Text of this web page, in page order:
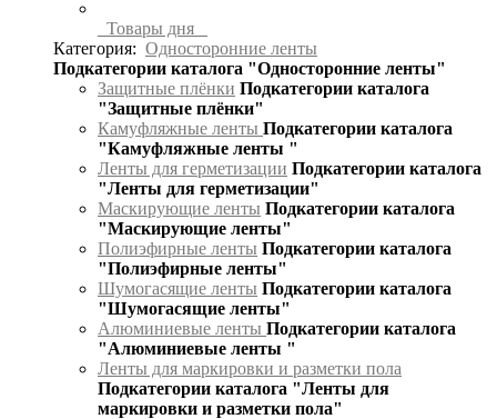
Товары дня
Категория: Односторонние ленты
Подкатегории каталога "Односторонние ленты"
Защитные плёнки Подкатегории каталога
"Защитные плёнки"
Камуфляжные ленты Подкатегории каталога
"Камуфляжные ленты "
Ленты для герметизации Подкатегории каталога
"Ленты для герметизации"
Маскирующие ленты Подкатегории каталога
"Маскирующие ленты"
Полиэфирные ленты Подкатегории каталога
"Полиэфирные ленты"
Шумогасящие ленты Подкатегории каталога
"Шумогасящие ленты"
Алюминиевые ленты Подкатегории каталога
"Алюминиевые ленты "
Ленты для маркировки и разметки пола
Подкатегории каталога "Ленты для
маркировки и разметки пола"